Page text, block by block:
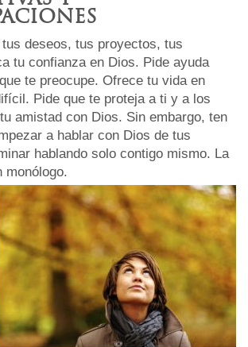
deseos, tus proyectos, tus
tu confianza en Dios. Pide ayuda
te preocupe. Ofrece tu vida en
Pide que te proteja a ti y a los
amistad con Dios. Sin embargo, ten
a hablar con Dios de tus
hablando solo contigo mismo. La
monólogo.